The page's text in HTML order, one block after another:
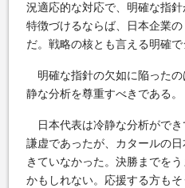
況適応的な対応で、明確な指針
特徴づけるならば、日本企業
だ。戦略の核とも言える明確で
明確な指針の欠如に陥った
静な分析を尊重すべきである。
日本代表は冷静な分析がで
謙虚であったが、カタールの
きていなかった。決勝までを
かもしれない。応援する方も